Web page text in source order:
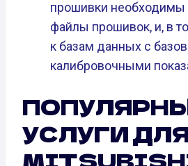
прошивки необходимы
файлы прошивок, и, в
к базам данных с
калибровочными
УСЛУГИ